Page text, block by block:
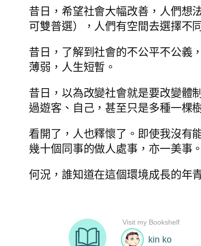
昔日，希望社會大幅改善，人們想
可雙普選），人們有空間去選擇不
昔日，了解到社會的不公平不公義
薄弱，人生短暫。
昔日，以為改變社會就是要改變體
過遊客、自己，甚至只是多種一棵
看開了，人也釋懷了。即使我沒有
幾十個同事的做人處事，亦一美事。
何況，誰知道在這個環境成長的年